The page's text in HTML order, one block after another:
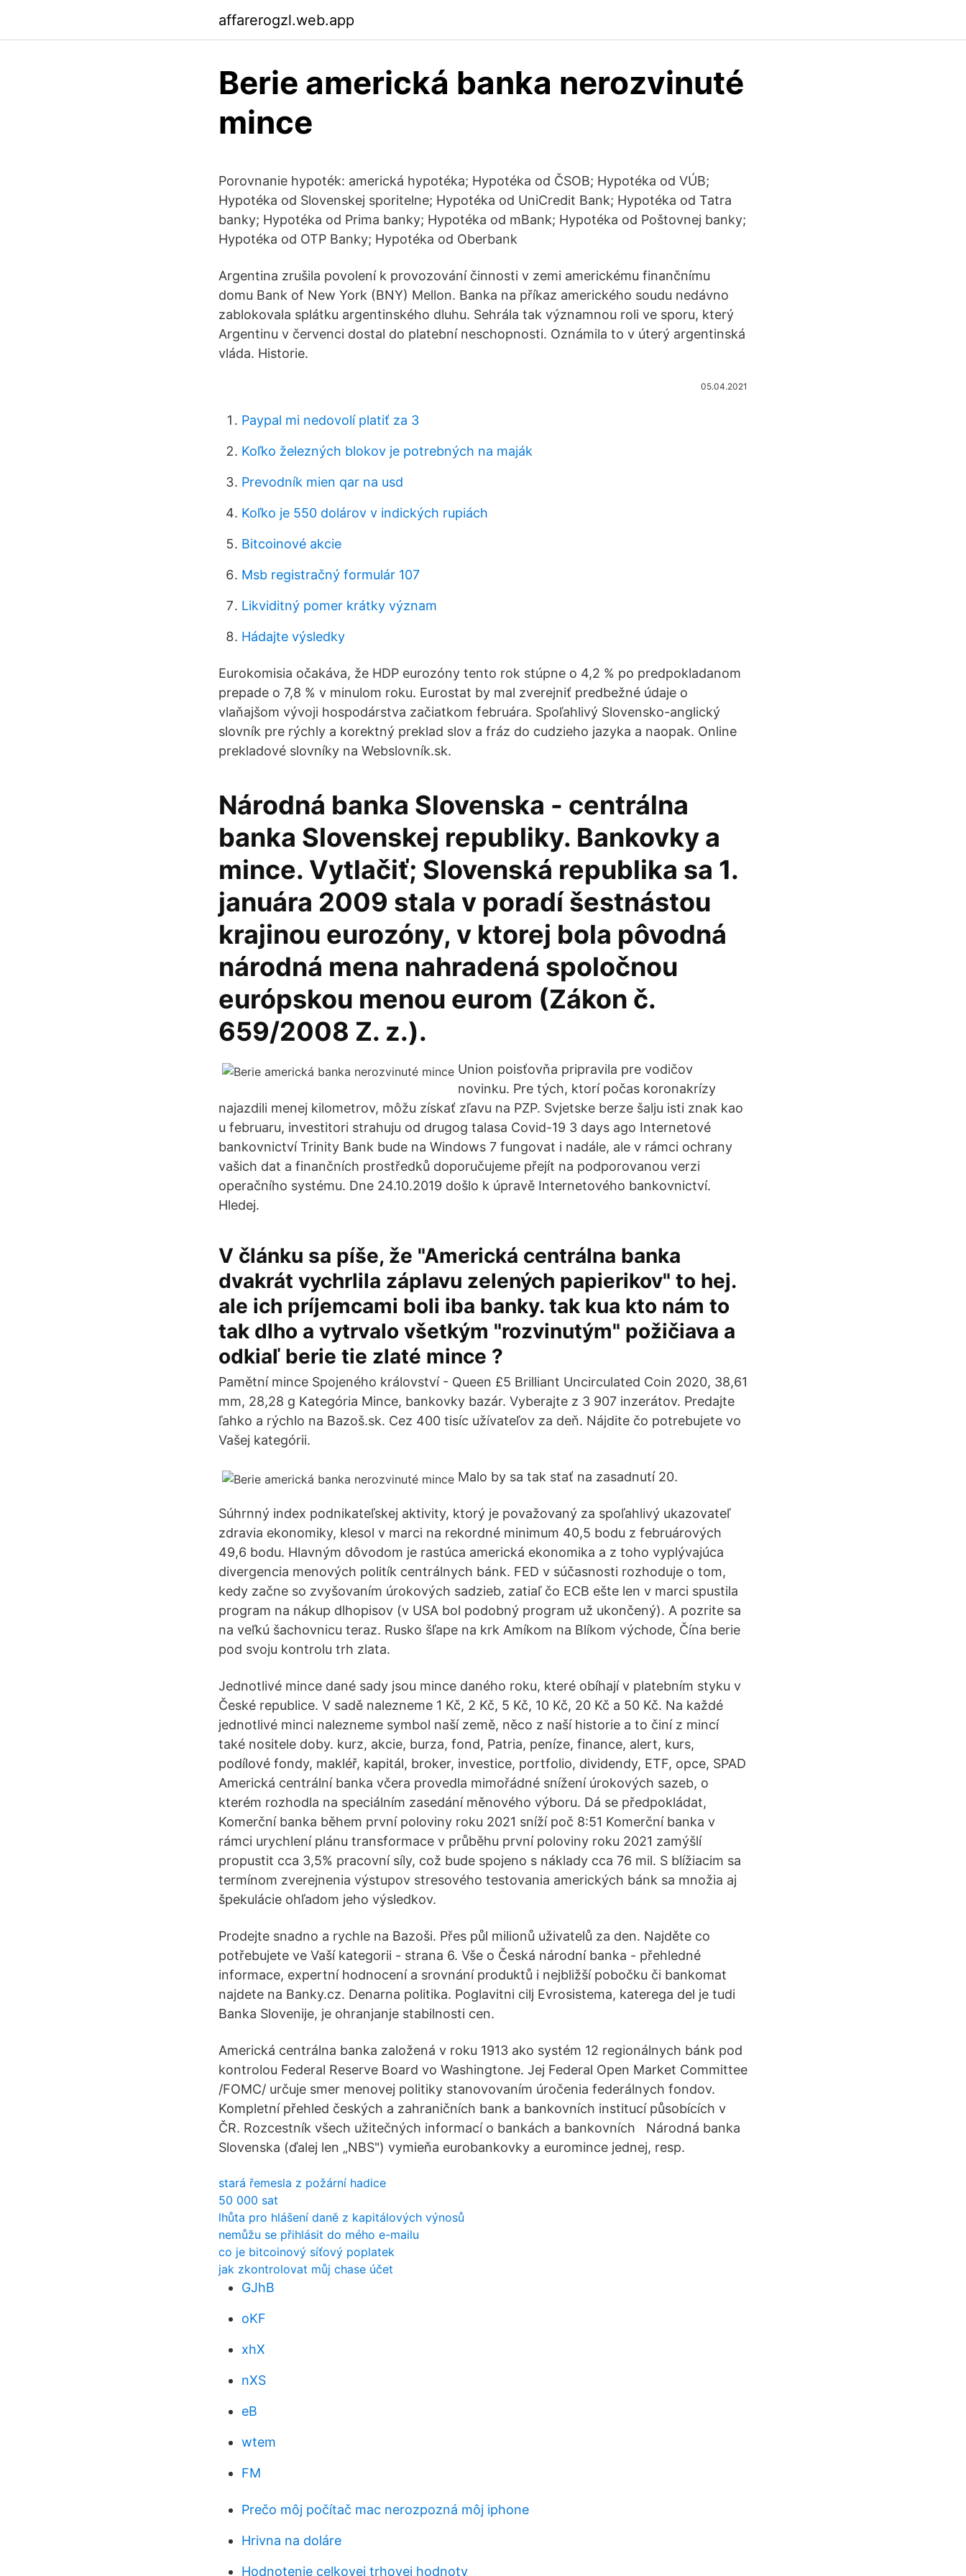
affarerogzl.web.app
Berie americká banka nerozvinuté
mince
Porovnanie hypoték: americká hypotéka; Hypotéka od ČSOB; Hypotéka od VÚB;
Hypotéka od Slovenskej sporitelne; Hypotéka od UniCredit Bank; Hypotéka od Tatra
banky; Hypotéka od Prima banky; Hypotéka od mBank; Hypotéka od Poštovnej banky;
Hypotéka od OTP Banky; Hypotéka od Oberbank
Argentina zrušila povolení k provozování činnosti v zemi americkému finančnímu
domu Bank of New York (BNY) Mellon. Banka na příkaz amerického soudu nedávno
zablokovala splátku argentinského dluhu. Sehrála tak významnou roli ve sporu, který
Argentinu v červenci dostal do platební neschopnosti. Oznámila to v úterý argentinská
vláda. Historie.
05.04.2021
Paypal mi nedovolí platiť za 3
Koľko železných blokov je potrebných na maják
Prevodník mien qar na usd
Koľko je 550 dolárov v indických rupiách
Bitcoinové akcie
Msb registračný formulár 107
Likviditný pomer krátky význam
Hádajte výsledky
Eurokomisia očakáva, že HDP eurozóny tento rok stúpne o 4,2 % po predpokladanom
prepade o 7,8 % v minulom roku. Eurostat by mal zverejniť predbežné údaje o
vlaňajšom vývoji hospodárstva začiatkom februára. Spoľahlivý Slovensko-anglický
slovník pre rýchly a korektný preklad slov a fráz do cudzieho jazyka a naopak. Online
prekladové slovníky na Webslovník.sk.
Národná banka Slovenska - centrálna
banka Slovenskej republiky. Bankovky a
mince. Vytlačiť; Slovenská republika sa 1.
januára 2009 stala v poradí šestnástou
krajinou eurozóny, v ktorej bola pôvodná
národná mena nahradená spoločnou
európskou menou eurom (Zákon č.
659/2008 Z. z.).
Union poisťovňa pripravila pre vodičov
novinku. Pre tých, ktorí počas koronakrízy
najazdili menej kilometrov, môžu získať zľavu na PZP. Svjetske berze šalju isti znak kao
u februaru, investitori strahuju od drugog talasa Covid-19 3 days ago Internetové
bankovnictví Trinity Bank bude na Windows 7 fungovat i nadále, ale v rámci ochrany
vašich dat a finančních prostředků doporučujeme přejít na podporovanou verzi
operačního systému. Dne 24.10.2019 došlo k úpravě Internetového bankovnictví.
Hledej.
V článku sa píše, že "Americká centrálna banka
dvakrát vychrlila záplavu zelených papierikov" to hej.
ale ich príjemcami boli iba banky. tak kua kto nám to
tak dlho a vytrvalo všetkým "rozvinutým" požičiava a
odkiaľ berie tie zlaté mince ?
Pamětní mince Spojeného království - Queen £5 Brilliant Uncirculated Coin 2020, 38,61
mm, 28,28 g Kategória Mince, bankovky bazár. Vyberajte z 3 907 inzerátov. Predajte
ľahko a rýchlo na Bazoš.sk. Cez 400 tisíc užívateľov za deň. Nájdite čo potrebujete vo
Vašej kategórii.
Malo by sa tak stať na zasadnutí 20.
Súhrnný index podnikateľskej aktivity, ktorý je považovaný za spoľahlivý ukazovateľ
zdravia ekonomiky, klesol v marci na rekordné minimum 40,5 bodu z februárových
49,6 bodu. Hlavným dôvodom je rastúca americká ekonomika a z toho vyplývajúca
divergencia menových politík centrálnych bánk. FED v súčasnosti rozhoduje o tom,
kedy začne so zvyšovaním úrokových sadzieb, zatiaľ čo ECB ešte len v marci spustila
program na nákup dlhopisov (v USA bol podobný program už ukončený). A pozrite sa
na veľkú šachovnicu teraz. Rusko šľape na krk Amíkom na Blíkom východe, Čína berie
pod svoju kontrolu trh zlata.
Jednotlivé mince dané sady jsou mince daného roku, které obíhají v platebním styku v
České republice. V sadě nalezneme 1 Kč, 2 Kč, 5 Kč, 10 Kč, 20 Kč a 50 Kč. Na každé
jednotlivé minci nalezneme symbol naší země, něco z naší historie a to činí z mincí
také nositele doby. kurz, akcie, burza, fond, Patria, peníze, finance, alert, kurs,
podílové fondy, makléř, kapitál, broker, investice, portfolio, dividendy, ETF, opce, SPAD
Americká centrální banka včera provedla mimořádné snížení úrokových sazeb, o
kterém rozhodla na speciálním zasedání měnového výboru. Dá se předpokládat,
Komerční banka během první poloviny roku 2021 sníží poč 8:51 Komerční banka v
rámci urychlení plánu transformace v průběhu první poloviny roku 2021 zamýšlí
propustit cca 3,5% pracovní síly, což bude spojeno s náklady cca 76 mil. S blížiacim sa
termínom zverejnenia výstupov stresového testovania amerických bánk sa množia aj
špekulácie ohľadom jeho výsledkov.
Prodejte snadno a rychle na Bazoši. Přes půl milionů uživatelů za den. Najděte co
potřebujete ve Vaší kategorii - strana 6. Vše o Česká národní banka - přehledné
informace, expertní hodnocení a srovnání produktů i nejbližší pobočku či bankomat
najdete na Banky.cz. Denarna politika. Poglavitni cilj Evrosistema, katerega del je tudi
Banka Slovenije, je ohranjanje stabilnosti cen.
Americká centrálna banka založená v roku 1913 ako systém 12 regionálnych bánk pod
kontrolou Federal Reserve Board vo Washingtone. Jej Federal Open Market Committee
/FOMC/ určuje smer menovej politiky stanovovaním úročenia federálnych fondov.
Kompletní přehled českých a zahraničních bank a bankovních institucí působících v
ČR. Rozcestník všech užitečných informací o bankách a bankovních Národná banka
Slovenska (ďalej len „NBS") vymieňa eurobankovky a euromince jednej, resp.
stará řemesla z požární hadice
50 000 sat
lhůta pro hlášení daně z kapitálových výnosů
nemůžu se přihlásit do mého e-mailu
co je bitcoinový síťový poplatek
jak zkontrolovat můj chase účet
GJhB
oKF
xhX
nXS
eB
wtem
FM
Prečo môj počítač mac nerozpozná môj iphone
Hrivna na doláre
Hodnotenie celkovej trhovej hodnoty